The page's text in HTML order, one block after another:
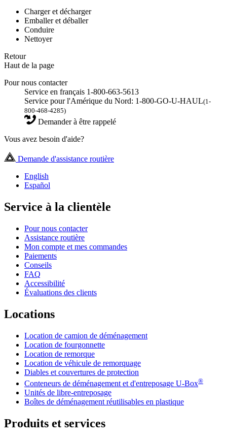
Charger et décharger
Emballer et déballer
Conduire
Nettoyer
Retour
Haut de la page
Pour nous contacter
Service en français 1-800-663-5613
Service pour l'Amérique du Nord: 1-800-GO-U-HAUL(1-
800-468-4285)
Demander à être rappelé
Vous avez besoin d'aide?
Demande d'assistance routière
English
Español
Service à la clientèle
Pour nous contacter
Assistance routière
Mon compte et mes commandes
Paiements
Conseils
FAQ
Accessibilité
Évaluations des clients
Locations
Location de camion de déménagement
Location de fourgonnette
Location de remorque
Location de véhicule de remorquage
Diables et couvertures de protection
Conteneurs de déménagement et d'entreposage U-Box®
Unités de libre-entreposage
Boîtes de déménagement réutilisables en plastique
Produits et services